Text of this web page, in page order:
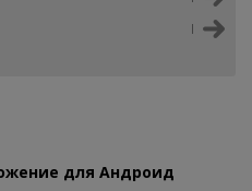
для Андроид